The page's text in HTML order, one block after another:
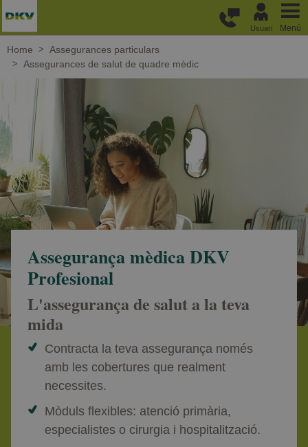
Usuari Menú
Home
Assegurances particulars
Assegurances de salut de quadre mèdic
Assegurança mèdica DKV
Profesional
L'assegurança de salut a la teva
mida
Contracta la teva assegurança només
amb les cobertures que realment
necessites.
Mòduls flexibles: atenció primària,
especialistes o cirurgia i hospitalització.